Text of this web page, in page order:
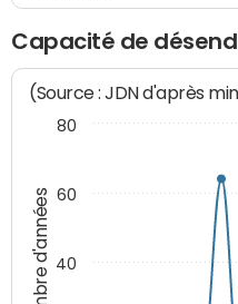
Capacité de
Nombre d'années
(Source : JDN d'après
40
60
80